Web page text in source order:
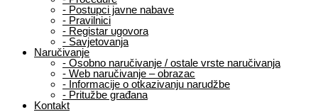
- Postupci javne nabave
- Pravilnici
- Registar ugovora
- Savjetovanja
Naručivanje
- Osobno naručivanje / ostale vrste naručivanja
- Web naručivanje – obrazac
- Informacije o otkazivanju narudžbe
- Pritužbe građana
Kontakt